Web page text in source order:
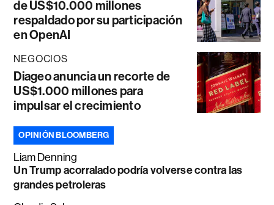
de US$10.000 millones
respaldado por su participación
en OpenAI
NEGOCIOS
Diageo anuncia un recorte de
US$1.000 millones para
impulsar el crecimiento
OPINIÓN BLOOMBERG
Liam Denning
Un Trump acorralado podría volverse contra las
grandes petroleras